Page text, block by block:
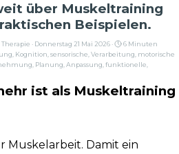
über Muskeltraining
Beispielen.
Therapie · Donnerstag 21 Mai 2026 ·
6 Minuten
Kognition sensorische Verarbeitung motorische
Planung Anpassung funktionelle
ist als Muskeltraining
Muskelarbeit. Damit ein